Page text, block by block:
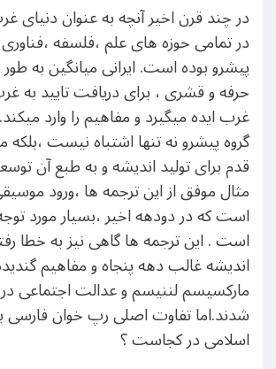
در چند قرن اخیر آنچه به عنوان
در تمامی حوزه های علم ،فلسفه
پیشرو بوده است. ایرانی میانگین به
حرفه و قشری ، برای دریافت تایید به
غرب ایده میگیرد و مفاهیم را وارد
گروه پیشرو نه تنها اشتباه نیست ،بلکه
قدم برای تولید اندیشه و به طبع آن
مثال موفق از این ترجمه ها ،ورود
است که در دودهه اخیر ،بسیار مورد
است . این ترجمه ها گاهی نیز به خطا
اندیشه غالب دهه پنجاه و مفاهیم
مارکسیسم لننیسم و عدالت اجتماعی
شدند.اما تفاوت اصلی رپ خوان
اسلامی در کجاست ؟